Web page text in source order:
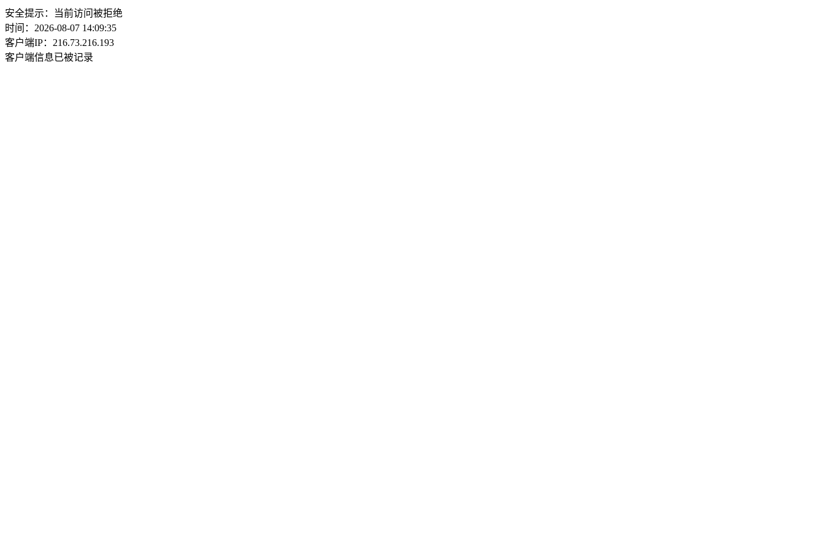
安全提示：当前访问被拒绝
时间：2026-08-07 14:09:35
客户端IP：216.73.216.193
客户端信息已被记录